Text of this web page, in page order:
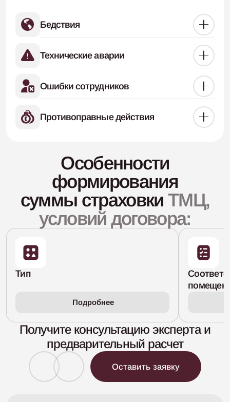
Бедствия
Технические аварии
Ошибки сотрудников
Противоправные действия
Особенности
формирования
суммы страховки ТМЦ,
условий договора:
Тип
Подробнее
Получите консультацию экспертаи
предварительный расчет
Оставить заявку